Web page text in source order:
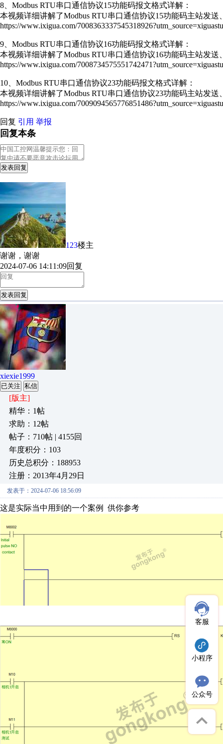
8、Modbus RTU串口通信协议15功能码报文格式详解：
本视频详细讲解了Modbus RTU串口通信协议15功能码主站发
https://www.ixigua.com/
9、Modbus RTU串口通信协议16功能码报文格式详解：
本视频详细讲解了Modbus RTU串口通信协议16功能码主站发
https://www.ixigua.com/
10、Modbus RTU串口通信协议23功能码报文格式详解：
本视频详细讲解了Modbus RTU串口通信协议23功能码主站发
https://www.ixigua.com/
回复 引用 举报
回复本条
发表回复
123楼主
谢谢，谢谢
2024-07-06 14:11:09回复
发表回复
xiexie1999
已关注 私信
[版主]
精华：1帖
求助：12帖
帖子：710帖 | 4155回
年度积分：103
历史总积分：188953
注册：2013年4月29日
发表于：2024-07-06 18:56:09
这是实际当中用到的一个案例 供你参考
客服
小程序
公众号